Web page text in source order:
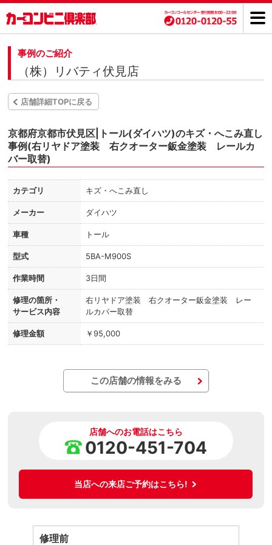
事例のご紹介
（株）リバティ伏見店
店舗詳細TOPに戻る
京都府京都市伏見区|トール(ダイハツ)のキズ・へこみ直し
事例(右リヤドア塗装 右クオーター鈑金塗装 レールカ
バー取替)
カテゴリ キズ・へこみ直し
メーカー ダイハツ
車種 トール
型式 5BA-M900S
作業時間 3日間
修理の箇所・
サービス内容
右リヤドア塗装 右クオーター鈑金塗装 レー
ルカバー取替
修理金額 ￥95,000
この店舗の情報をみる
店舗へのお電話はこちら
0120-451-704
当店への来店ご予約はこちら!
修理前